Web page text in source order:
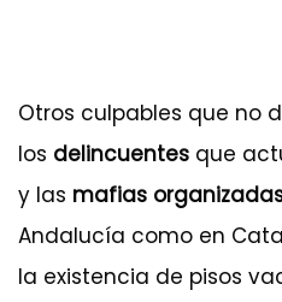
Otros culpables que no
los delincuentes que
y las mafias
Andalucía como en
la existencia de pisos